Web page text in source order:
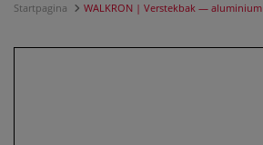
Startpagina WALKRON | Verstekbak — aluminium